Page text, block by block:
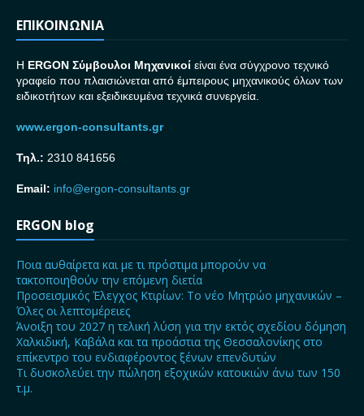
ΕΠΙΚΟΙΝΩΝΙΑ
H ERGON Σύμβουλοι Μηχανικοί είναι ένα σύγχρονο τεχνικό
γραφείο που πλαισιώνεται από έμπειρους μηχανικούς όλων των
ειδικοτήτων και εξειδικευμένα τεχνικά συνεργεία.
www.ergon-consultants.gr
Τηλ.: 2310 841656
Email: info@ergon-consultants.gr
ERGON blog
Ποια αυθαίρετα και με τι πρόστιμα μπορούν να
τακτοποιηθούν την επόμενη διετία
Προσεισμικός Έλεγχος Κτιρίων: Το νέο Μητρώο μηχανικών –
Όλες οι λεπτομέρειες
Άνοιξη του 2027 η τελική λύση για την εκτός σχεδίου δόμηση
Χαλκιδική, Καβάλα και τα προάστια της Θεσσαλονίκης στο
επίκεντρο του ενδιαφέροντος ξένων επενδυτών
Τι δυσκολεύει την πώληση εξοχικών κατοικιών άνω των 150
τ.μ.